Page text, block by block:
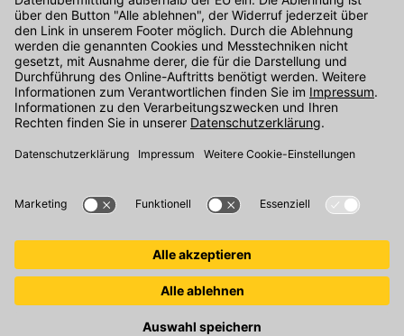
Uhr unter der Telefonnummer07071 / 151-151für Sie erreichbar.
Alternativ können Sie unser Kontaktformular nutzen.
Den Kontakt direkt in unsere Niederlassungen finden Sie hier
Oder über unseren Chat.